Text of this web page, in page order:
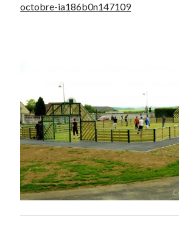
octobre-ia186b0n147109